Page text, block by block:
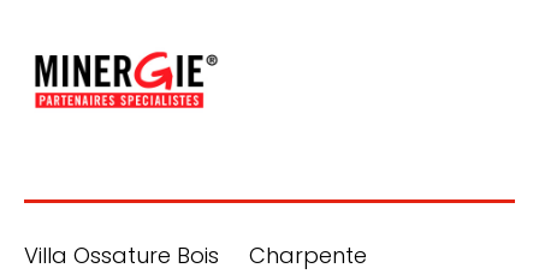
Villa Ossature Bois
Charpente